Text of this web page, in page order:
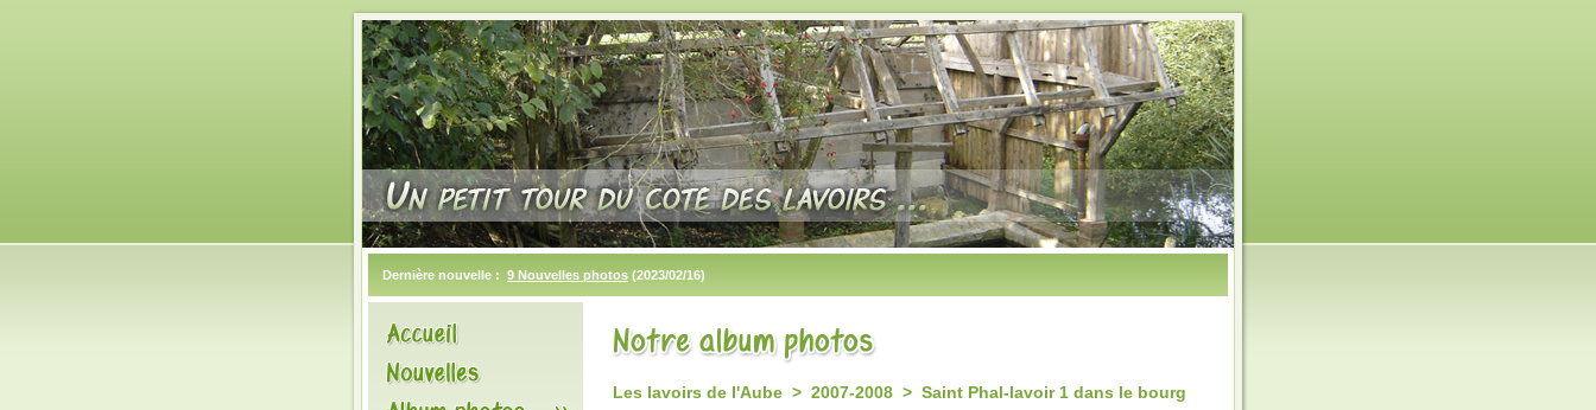
Dernière nouvelle : 9 Nouvelles photos (2023/02/16)
Les lavoirs de l'Aube > 2007-2008 > Saint Phal-lavoir 1 dans le bourg